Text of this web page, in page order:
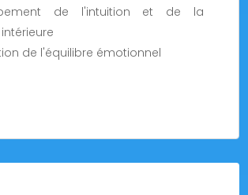
de l'intuition et de la
de l'équilibre émotionnel